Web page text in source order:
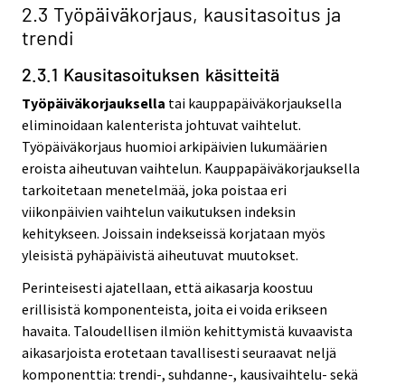
2.3 Työpäiväkorjaus, kausitasoitus ja
trendi
2.3.1 Kausitasoituksen käsitteitä
Työpäiväkorjauksella tai kauppapäiväkorjauksella
eliminoidaan kalenterista johtuvat vaihtelut.
Työpäiväkorjaus huomioi arkipäivien lukumäärien
eroista aiheutuvan vaihtelun. Kauppapäiväkorjauksella
tarkoitetaan menetelmää, joka poistaa eri
viikonpäivien vaihtelun vaikutuksen indeksin
kehitykseen. Joissain indekseissä korjataan myös
yleisistä pyhäpäivistä aiheutuvat muutokset.
Perinteisesti ajatellaan, että aikasarja koostuu
erillisistä komponenteista, joita ei voida erikseen
havaita. Taloudellisen ilmiön kehittymistä kuvaavista
aikasarjoista erotetaan tavallisesti seuraavat neljä
komponenttia: trendi-, suhdanne-, kausivaihtelu- sekä